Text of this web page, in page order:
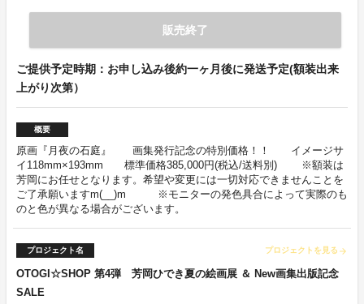
販売終了
ご提供予定時期：お申し込み後約一ヶ月後に発送予定(額装出来
上がり次第）
概要
原画『月夜の石庭』 画集発行記念の特別価格！！ イメージサ
イ118mm×193mm 標準価格385,000円(税込/送料別) ※額装は
芳岡にお任せとなります。希望や変更には一切対応できませんことを
ご了承願いますm(__)m ※モニターの発色具合によって実際のも
のと色が異なる場合がございます。
プロジェクト名 プロジェクトを見る arrow_forward
OTOGI☆SHOP 第4弾 芳岡ひでき夏の絵画展 ＆ New画集出版記念
SALE